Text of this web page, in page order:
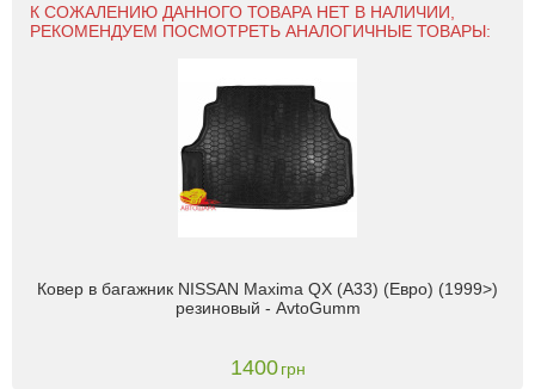
К СОЖАЛЕНИЮ ДАННОГО ТОВАРА НЕТ В НАЛИЧИИ,
РЕКОМЕНДУЕМ ПОСМОТРЕТЬ АНАЛОГИЧНЫЕ ТОВАРЫ:
Ковер в багажник NISSAN Maxima QX (A33) (Евро) (1999>)
резиновый - AvtoGumm
1400 грн